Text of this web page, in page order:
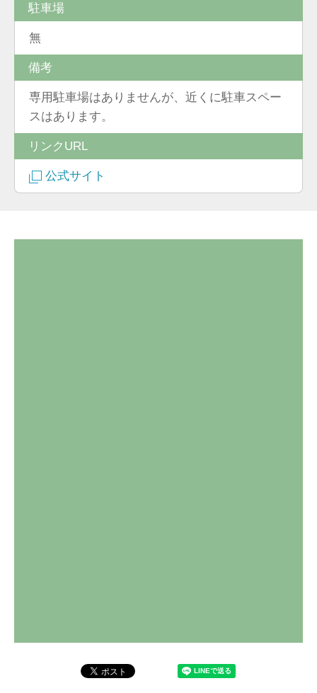
駐車場
無
備考
専用駐車場はありませんが、近くに駐車スペー
スはあります。
リンクURL
公式サイト